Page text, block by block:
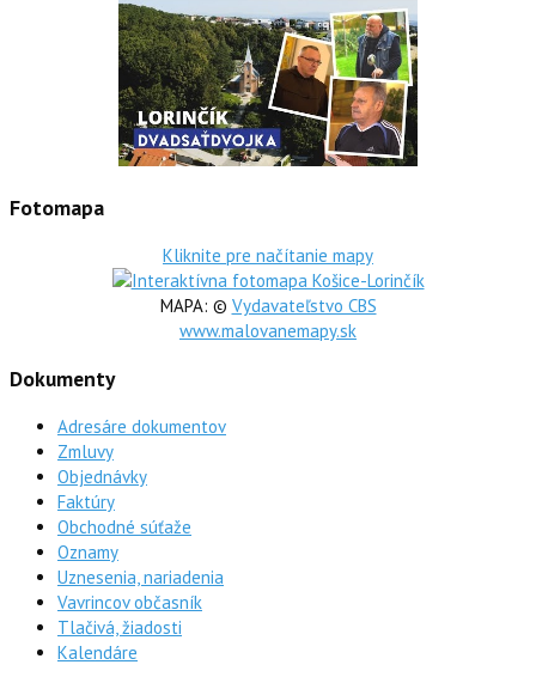
Fotomapa
Kliknite pre načítanie mapy
MAPA: © Vydavateľstvo CBS
www.malovanemapy.sk
Dokumenty
Adresáre dokumentov
Zmluvy
Objednávky
Faktúry
Obchodné súťaže
Oznamy
Uznesenia, nariadenia
Vavrincov občasník
Tlačivá, žiadosti
Kalendáre